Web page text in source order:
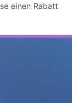
einen Rabatt